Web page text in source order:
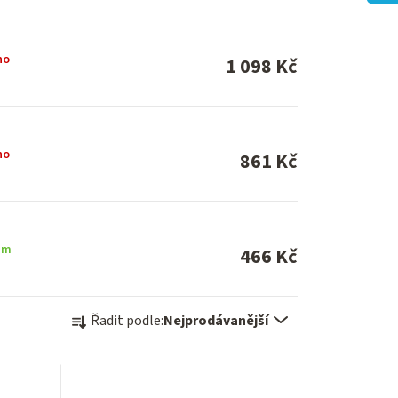
1 098 Kč
861 Kč
466 Kč
Ř Řadit podle:Nejprodávanější